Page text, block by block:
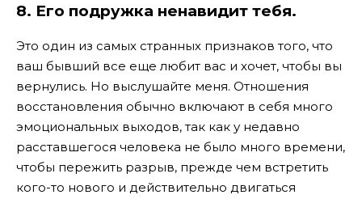
8. Его подружка ненавидит тебя.
Это один из самых странных признаков того, что
ваш бывший все еще любит вас и хочет, чтобы вы
вернулись. Но выслушайте меня. Отношения
восстановления обычно включают в себя много
эмоциональных выходов, так как у недавно
расставшегося человека не было много времени,
чтобы пережить разрыв, прежде чем встретить
кого-то нового и действительно двигаться